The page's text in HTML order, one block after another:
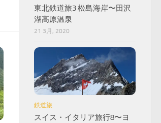
東北鉄道旅3 松島海岸〜田沢
湖高原温泉
21 3月, 2020
鉄道旅
スイス・イタリア旅行8〜ヨ